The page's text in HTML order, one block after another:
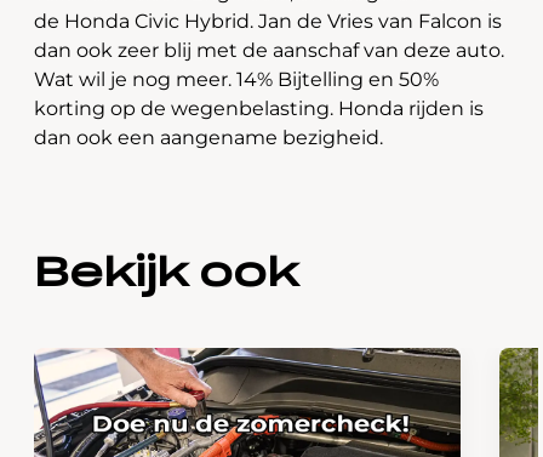
de Honda Civic Hybrid. Jan de Vries van Falcon is
dan ook zeer blij met de aanschaf van deze auto.
Wat wil je nog meer. 14% Bijtelling en 50%
korting op de wegenbelasting. Honda rijden is
dan ook een aangename bezigheid.
Bekijk ook